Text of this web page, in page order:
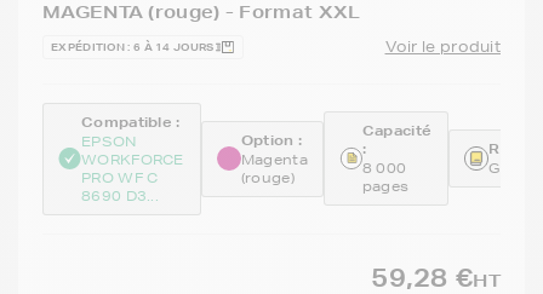
MAGENTA (rouge) - Format XXL
EXPÉDITION : 6 À 14 JOURS Voir le produit
Compatible :
EPSON
WORKFORCE
PRO WF C
8690 D3...
Option :
Magenta
(rouge)
Capacité
:
8 000
pages
59,28 €HT